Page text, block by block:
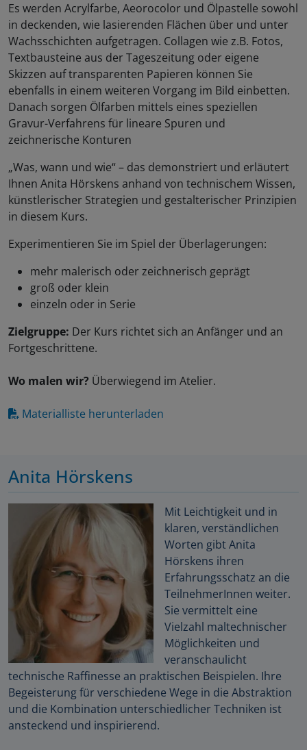
Es werden Acrylfarbe, Aeorocolor und Ölpastelle sowohl
in deckenden, wie lasierenden Flächen über und unter
Wachsschichten aufgetragen. Collagen wie z.B. Fotos,
Textbausteine aus der Tageszeitung oder eigene
Skizzen auf transparenten Papieren können Sie
ebenfalls in einem weiteren Vorgang im Bild einbetten.
Danach sorgen Ölfarben mittels eines speziellen
Gravur-Verfahrens für lineare Spuren und
zeichnerische Konturen
„Was, wann und wie“ – das demonstriert und erläutert
Ihnen Anita Hörskens anhand von technischem Wissen,
künstlerischer Strategien und gestalterischer Prinzipien
in diesem Kurs.
Experimentieren Sie im Spiel der Überlagerungen:
mehr malerisch oder zeichnerisch geprägt
groß oder klein
einzeln oder in Serie
Zielgruppe: Der Kurs richtet sich an Anfänger und an
Fortgeschrittene.
Wo malen wir? Überwiegend im Atelier.
Materialliste herunterladen
Anita Hörskens
Mit Leichtigkeit und in
klaren, verständlichen
Worten gibt Anita
Hörskens ihren
Erfahrungsschatz an die
TeilnehmerInnen weiter.
Sie vermittelt eine
Vielzahl maltechnischer
Möglichkeiten und
veranschaulicht
technische Raffinesse an praktischen Beispielen. Ihre
Begeisterung für verschiedene Wege in die Abstraktion
und die Kombination unterschiedlicher Techniken ist
ansteckend und inspirierend.